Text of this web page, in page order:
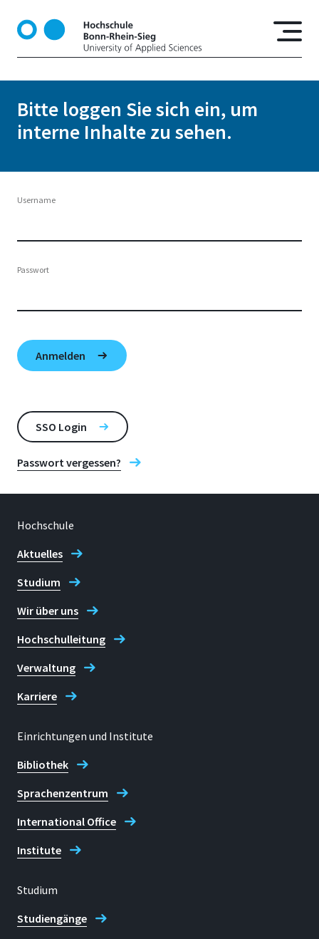
k
Bitte loggen Sie sich ein, um
interne Inhalte zu sehen.
Username
Passwort
SSO Login
Passwort vergessen?
Hochschule
Aktuelles
Studium
Wir über uns
Hochschulleitung
Verwaltung
Karriere
Einrichtungen und Institute
Bibliothek
Sprachenzentrum
International Office
Institute
Studium
Studiengänge